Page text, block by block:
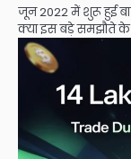
जून 2022 में शुरू हुई
क्या इस बड़े समझौते के